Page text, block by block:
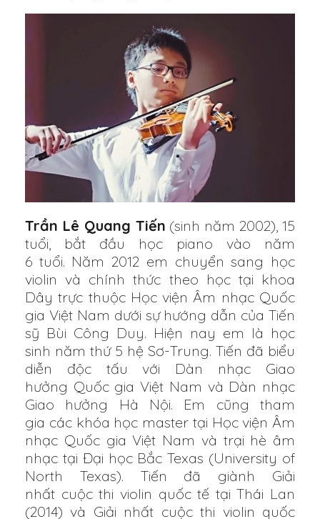
Trần Lê Quang Tiến (sinh năm 2002), 15
tuổi, bắt đầu học piano vào năm
6 tuổi. Năm 2012 em chuyển sang học
violin và chính thức theo học tại khoa
Dây trực thuộc Học viện Âm nhạc Quốc
gia Việt Nam dưới sự hướng dẫn của Tiến
sỹ Bùi Công Duy. Hiện nay em là học
sinh năm thứ 5 hệ Sơ-Trung. Tiến đã biểu
diễn độc tấu với Dàn nhạc Giao
hưởng Quốc gia Việt Nam và Dàn nhạc
Giao hưởng Hà Nội. Em cũng tham
gia các khóa học master tại Học viện Âm
nhạc Quốc gia Việt Nam và trại hè âm
nhạc tại Đại học Bắc Texas (University of
North Texas). Tiến đã giành Giải
nhất cuộc thi violin quốc tế tại Thái Lan
(2014) và Giải nhất cuộc thi violin quốc